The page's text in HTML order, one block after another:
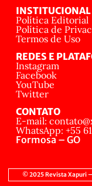
INSTITUCIONAL
Política Editorial
Política de
Termos de Uso
REDES E
Instagram
Facebook
YouTube
Twitter
CONTATO
E-mail:
WhatsApp: +55
Formosa – GO
© 2025 Revista Xapuri